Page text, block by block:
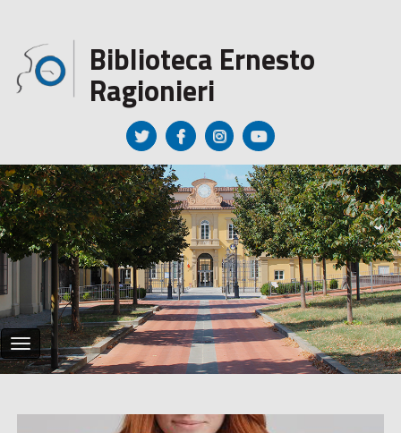
Biblioteca Ernesto
Ragionieri
Toggle
navigation